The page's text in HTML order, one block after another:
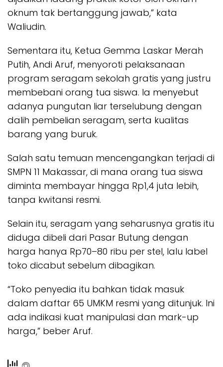
oknum tak bertanggung jawab,” kata
Waliudin.
Sementara itu, Ketua Gemma Laskar Merah
Putih, Andi Aruf, menyoroti pelaksanaan
program seragam sekolah gratis yang justru
membebani orang tua siswa. Ia menyebut
adanya pungutan liar terselubung dengan
dalih pembelian seragam, serta kualitas
barang yang buruk.
Salah satu temuan mencengangkan terjadi di
SMPN 11 Makassar, di mana orang tua siswa
diminta membayar hingga Rp1,4 juta lebih,
tanpa kwitansi resmi.
Selain itu, seragam yang seharusnya gratis itu
diduga dibeli dari Pasar Butung dengan
harga hanya Rp70–80 ribu per stel, lalu label
toko dicabut sebelum dibagikan.
“Toko penyedia itu bahkan tidak masuk
dalam daftar 65 UMKM resmi yang ditunjuk. Ini
ada indikasi kuat manipulasi dan mark-up
harga,” beber Aruf.